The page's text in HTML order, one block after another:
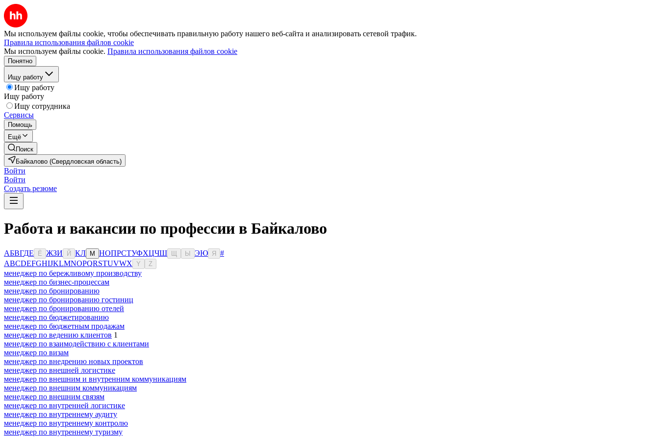
Мы используем файлы cookie, чтобы обеспечивать правильную работу нашего веб-сайта и анализировать сетевой трафик.
Правила использования файлов cookie
Мы используем файлы cookie. Правила использования файлов cookie
Понятно
Ищу работу
Ищу работу
Ищу работу
Ищу сотрудника
Сервисы
Помощь
Ещё
Поиск
Байкалово (Свердловская область)
Войти
Войти
Создать резюме
Работа и вакансии по профессии в Байкалово
АБВГДЕ Ё ЖЗИ Й КЛ М НОПРСТУФХЦЧШ Ы ЭЮ Я
#
ABCDEFGHIJKLMNOPQRSTUVWX Y Z
менеджер по бережливому производству
менеджер по бизнес-процессам
менеджер по бронированию
менеджер по бронированию гостиниц
менеджер по бронированию отелей
менеджер по бюджетированию
менеджер по бюджетным продажам
менеджер по ведению клиентов 1
менеджер по взаимодействию с клиентами
менеджер по визам
менеджер по внедрению новых проектов
менеджер по внешней логистике
менеджер по внешним и внутренним коммуникациям
менеджер по внешним коммуникациям
менеджер по внешним связям
менеджер по внутренней логистике
менеджер по внутреннему аудиту
менеджер по внутреннему контролю
менеджер по внутреннему туризму